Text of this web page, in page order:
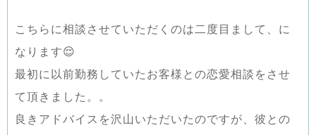
こちらに相談させていただくのは二度目まして、に
なります😌
最初に以前勤務していたお客様との恋愛相談をさせ
て頂きました。。
良きアドバイスを沢山いただいたのですが、彼との